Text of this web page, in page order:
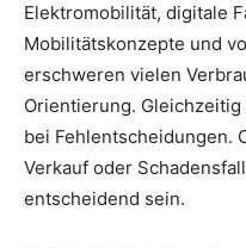
Elektromobilität, digitale
Mobilitätskonzepte und
erschweren vielen
Orientierung.
bei Fehlentscheidungen.
Verkauf oder
entscheidend sein.